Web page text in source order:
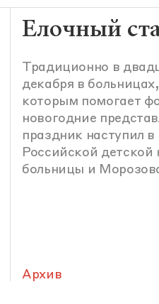
Елочный
Традиционно в
декабря в
которым помогает
новогодние
праздник наступил в
Российской детской
больницы и
Архив